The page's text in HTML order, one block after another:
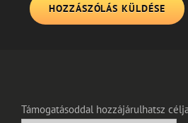
Támogatásoddal hozzájárulhatsz